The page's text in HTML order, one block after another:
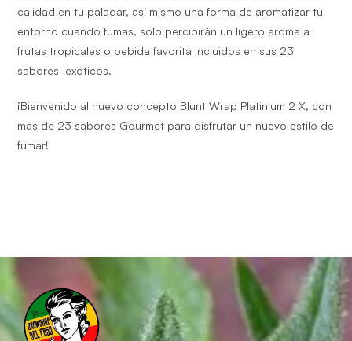
calidad en tu paladar, así mismo una forma de aromatizar tu
entorno cuando fumas, solo percibirán un ligero aroma a
frutas tropicales o bebida favorita incluidos en sus 23
sabores exóticos.
¡Bienvenido al nuevo concepto Blunt Wrap Platinium 2 X, con
mas de 23 sabores Gourmet para disfrutar un nuevo estilo de
fumar!